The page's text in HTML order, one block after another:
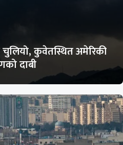
कुवेतस्थित अमेरिकी
दाबी